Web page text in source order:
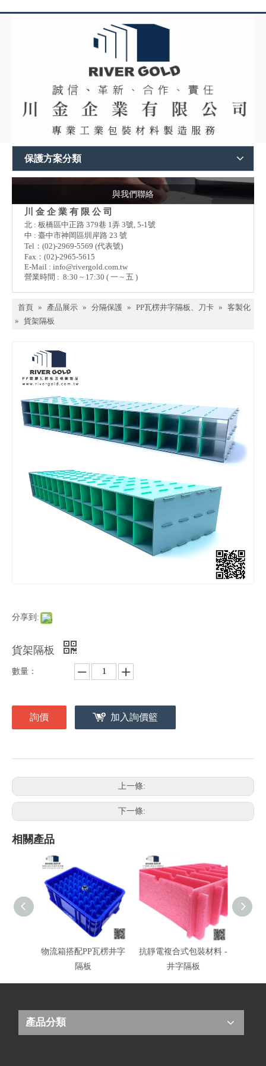
保護方案分類
與我們聯絡
川 金 企 業 有 限 公 司
北 : 板橋區中正路 379巷 1弄 3號, 5-1號
中 : 臺中市神岡區圳岸路 23 號
Tel：(02)-2969-5569 (代表號)
Fax：(02)-2965-5615
E-Mail : info@rivergold.com.tw
營業時間 : 8:30 ~ 17:30 ( 一 ~ 五 )
首頁 » 產品展示 » 分隔保護 » PP瓦楞井字隔板、刀卡 » 客製化
» 貨架隔板
分享到:
貨架隔板
數量：
詢價 加入詢價籃
上一條:
下一條:
相關產品
物流箱搭配PP瓦楞井字
隔板
抗靜電複合式包裝材料 -
井字隔板
產品分類